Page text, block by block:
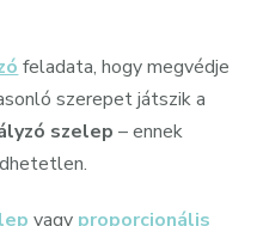
feladata, hogy megvédje
szerepet játszik a
szelep – ennek
vagy proporcionális